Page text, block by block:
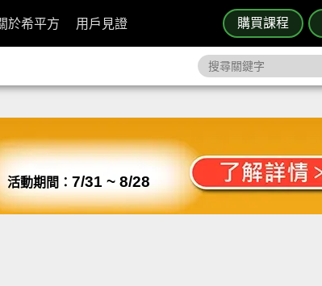
購買課程
於希平方 用戶見證
活動期間： 7/31 ~ 8/28